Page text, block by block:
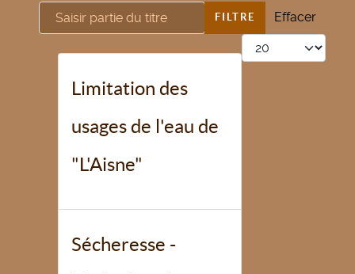
Saisir partie du titre FILTRE
Effacer
Afficher #
Limitation des
usages de l'eau de
"L'Aisne"
Sécheresse -